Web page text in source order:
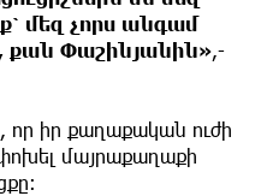
մեզ չորս անգամ
քան Փաշինյանին»,-
որ իր քաղաքական ուժի
մայրաքաղաքի